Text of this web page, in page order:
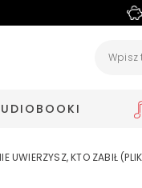
UWIERZYSZ, KTO ZABIŁ